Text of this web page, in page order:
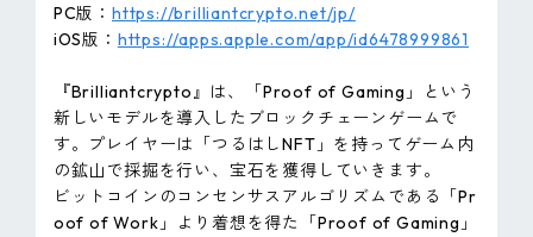
PC版：https://brilliantcrypto.net/jp/
iOS版： https://apps.apple.com/app/id6478999861
『Brilliantcrypto』は、「Proof of Gaming」という
新しいモデルを導入したブロックチェーンゲームで
す。プレイヤーは「つるはしNFT」を持ってゲーム内
の鉱山で採掘を行い、宝石を獲得していきます。
ビットコインのコンセンサスアルゴリズムである「Pr
oof of Work」より着想を得た「Proof of Gaming」